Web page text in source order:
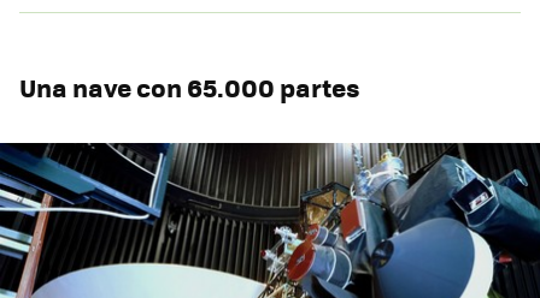
Una nave con 65.000 partes